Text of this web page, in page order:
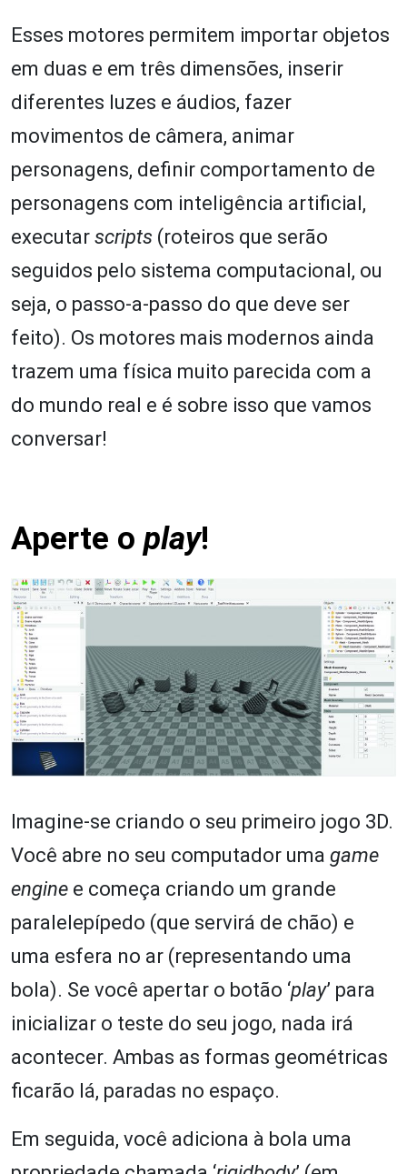
Esses motores permitem importar objetos
em duas e em três dimensões, inserir
diferentes luzes e áudios, fazer
movimentos de câmera, animar
personagens, definir comportamento de
personagens com inteligência artificial,
executar scripts (roteiros que serão
seguidos pelo sistema computacional, ou
seja, o passo-a-passo do que deve ser
feito). Os motores mais modernos ainda
trazem uma física muito parecida com a
do mundo real e é sobre isso que vamos
conversar!
Aperte oplay!
Imagine-se criando o seu primeiro jogo 3D.
Você abre no seu computador uma game
engine e começa criando um grande
paralelepípedo (que servirá de chão) e
uma esfera no ar (representando uma
bola). Se você apertar o botão ‘play’ para
inicializar o teste do seu jogo, nada irá
acontecer. Ambas as formas geométricas
ficarão lá, paradas no espaço.
Em seguida, você adiciona à bola uma